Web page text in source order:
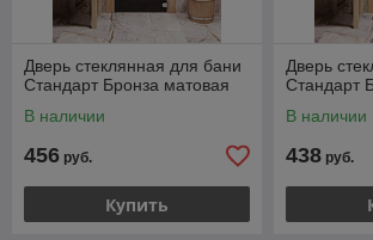
Дверь стеклянная для бани
Стандарт Бронза матовая
В наличии
456 руб.
Купить
Дверь
Стандарт
В наличии
438 руб.